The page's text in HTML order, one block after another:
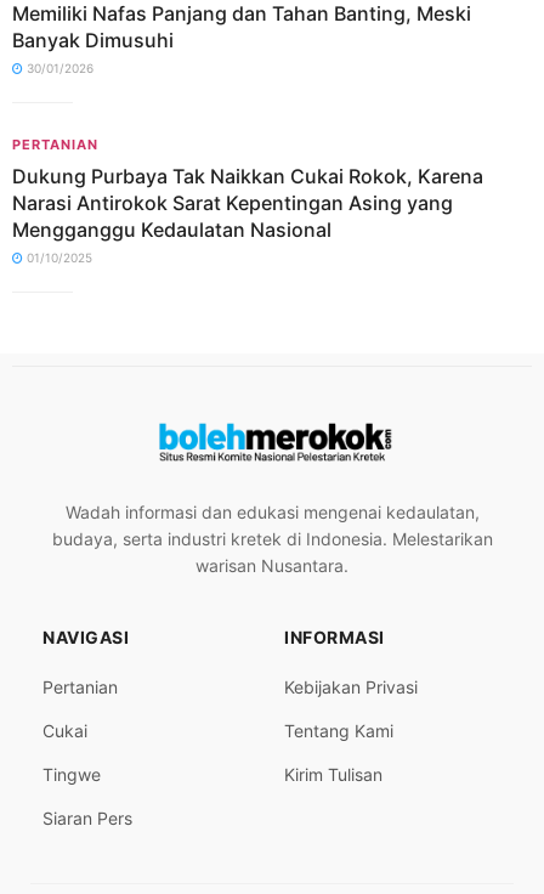
Memiliki Nafas Panjang dan Tahan Banting, Meski
Banyak Dimusuhi
30/01/2026
PERTANIAN
Dukung Purbaya Tak Naikkan Cukai Rokok, Karena
Narasi Antirokok Sarat Kepentingan Asing yang
Mengganggu Kedaulatan Nasional
01/10/2025
Wadah informasi dan edukasi mengenai kedaulatan,
budaya, serta industri kretek di Indonesia. Melestarikan
warisan Nusantara.
NAVIGASI
Pertanian
Cukai
Tingwe
Siaran Pers
INFORMASI
Kebijakan Privasi
Tentang Kami
Kirim Tulisan